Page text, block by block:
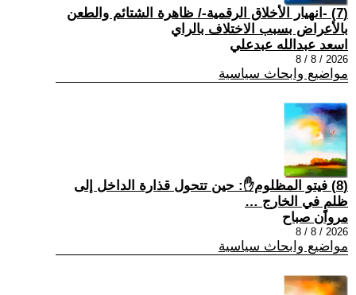
(7) -انهيار الأخلاق الرقمية-/ ظاهرة الشتائم والطعن
بالأعراض بسبب الاختلاف بالراي
اسعد عبدالله عبدعلي
2026 / 8 / 8
مواضيع وابحاث سياسية
(8) فيتو المظلوم✋: حين تتحول قذارة الداخل إلى
ظلمٍ في الخارج …
مروان صباح
2026 / 8 / 8
مواضيع وابحاث سياسية